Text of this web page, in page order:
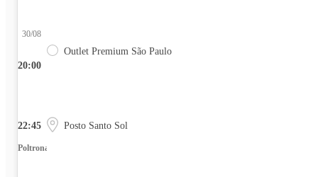
20:00
30/08
Outlet Premium São Paulo
22:45 Posto Santo Sol
Poltrona